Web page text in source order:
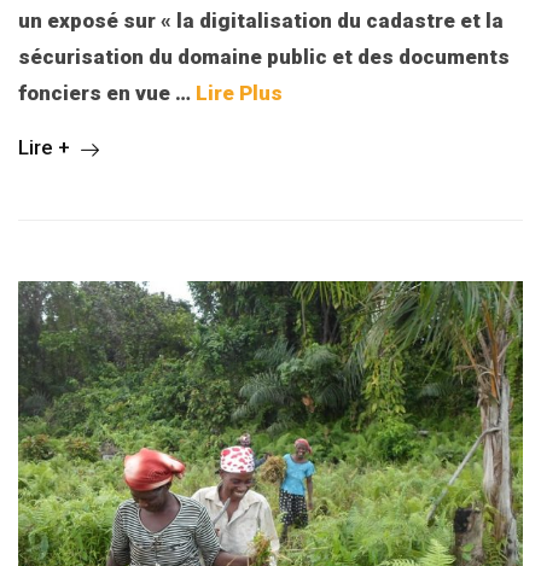
un exposé sur « la digitalisation du cadastre et la
sécurisation du domaine public et des documents
fonciers en vue … Lire Plus
Lire +